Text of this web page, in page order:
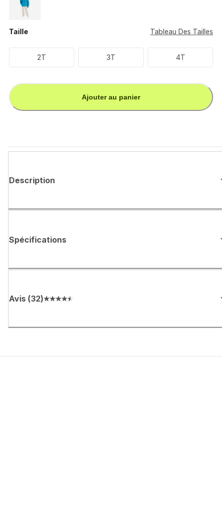
Taille Tableau Des Tailles
2T 3T 4T
Ajouter au panier
Description
Spécifications
Avis (32)